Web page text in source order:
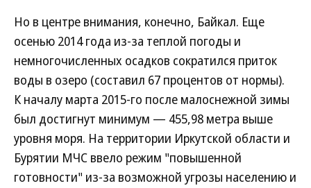
Но в центре внимания, конечно, Байкал. Еще
осенью 2014 года из-за теплой погоды и
немногочисленных осадков сократился приток
воды в озеро (составил 67 процентов от нормы).
К началу марта 2015-го после малоснежной зимы
был достигнут минимум — 455,98 метра выше
уровня моря. На территории Иркутской области и
Бурятии МЧС ввело режим "повышенной
готовности" из-за возможной угрозы населению и